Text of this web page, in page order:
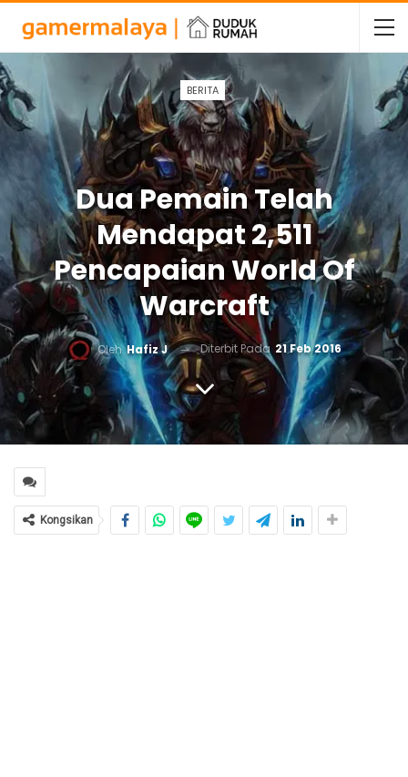
BERITA
Dua Pemain Telah
Mendapat 2,511
Pencapaian World Of
Warcraft
OlehHafiz J Diterbit Pada 21 Feb 2016
Kongsikan